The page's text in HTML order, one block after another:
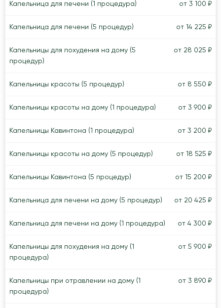
Капельница для печени (1 процедура) от 3 100 ₽
Капельница для печени (5 процедур) от 14 225 ₽
Капельницы для похудения на дому (5
процедур)
от 28 025 ₽
Капельницы красоты (5 процедур) от 8 550 ₽
Капельницы красоты на дому (1 процедура) от 3 900 ₽
Капельницы Кавинтона (1 процедура) от 3 200 ₽
Капельницы красоты на дому (5 процедур) от 18 525 ₽
Капельницы Кавинтона (5 процедур) от 15 200 ₽
Капельница для печени на дому (5 процедур) от 20 425 ₽
Капельница для печени на дому (1 процедура) от 4 300 ₽
Капельницы для похудения на дому (1
процедура)
от 5 900 ₽
Капельницы при отравлении на дому (1
процедура)
от 3 890 ₽